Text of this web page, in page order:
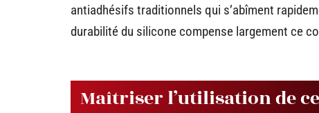
antiadhésifs traditionnels qui s’abîment
durabilité du silicone compense largement ce
Maîtriser l’utilisation de